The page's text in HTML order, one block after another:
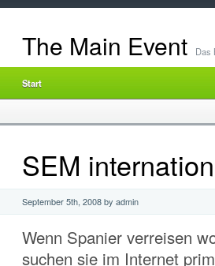
The Main Event Das
Start
SEM
September 5th, 2008 by admin
Wenn Spanier verreisen
suchen sie im Internet